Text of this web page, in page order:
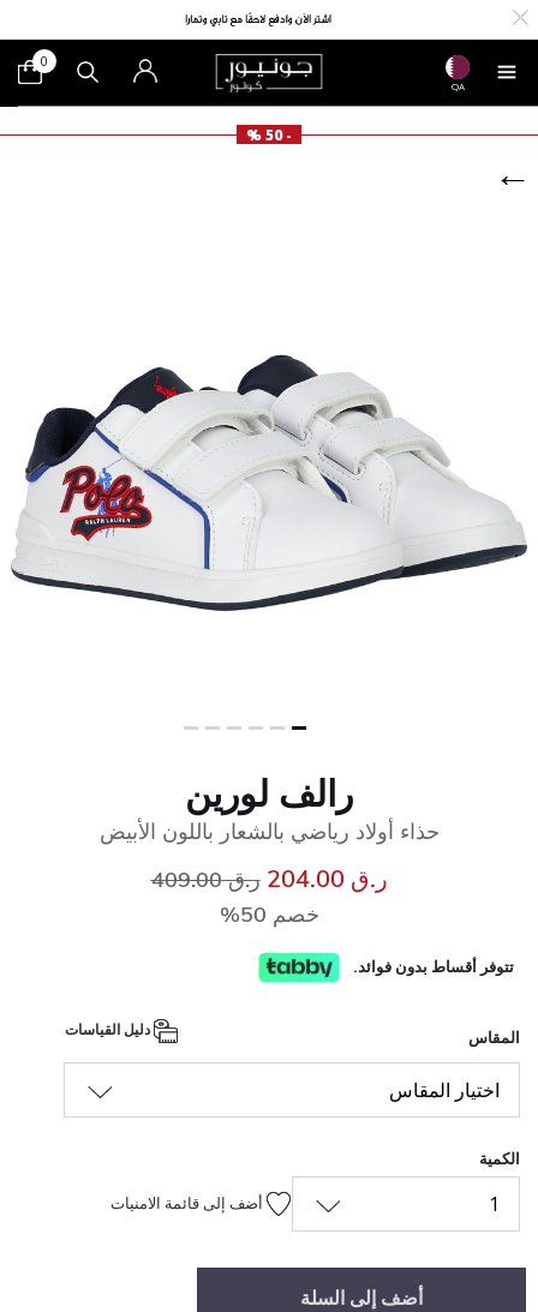
QA
0
- 50 %
رالف لورين
حذاء أولاد رياضي بالشعار باللون الأبيض
ر.ق 204.00 سعر مخفض من
ر.ق 409.00
خصم 50%
تتوفر أقساط بدون فوائد.
المقاس
اختيار المقاس
الكمية
1 أضف إلى قائمة الامنيات
أضف إلى السلة